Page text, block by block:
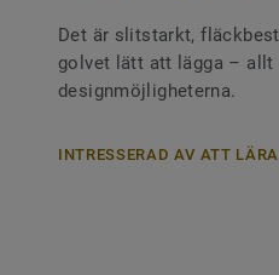
Det är slitstarkt,
golvet lätt att lägga – allt
designmöjligheterna.
INTRESSERAD AV ATT